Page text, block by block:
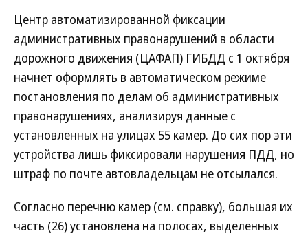
Центр автоматизированной фиксации
административных правонарушений в области
дорожного движения (ЦАФАП) ГИБДД c 1 октября
начнет оформлять в автоматическом режиме
постановления по делам об административных
правонарушениях, анализируя данные с
установленных на улицах 55 камер. До сих пор эти
устройства лишь фиксировали нарушения ПДД, но
штраф по почте автовладельцам не отсылался.
Согласно перечню камер (см. справку), большая их
часть (26) установлена на полосах, выделенных